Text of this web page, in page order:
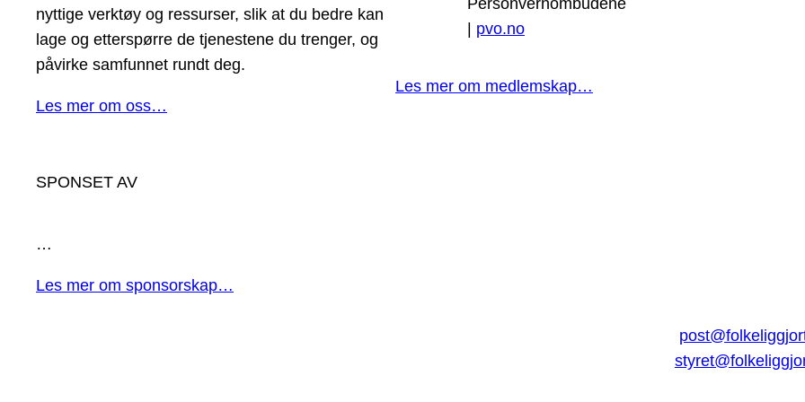
nyttige verktøy og ressurser, slik at du bedre kan
lage og etterspørre de tjenestene du trenger, og
påvirke samfunnet rundt deg.
Les mer om oss…
| pvo.no
Les mer om medlemskap…
SPONSET AV
…
Les mer om sponsorskap…